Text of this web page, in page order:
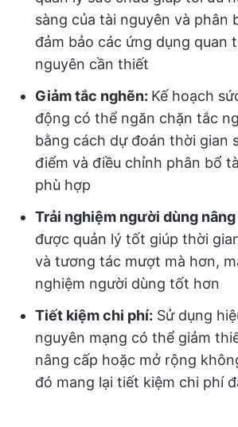
sàng của tài nguyên và phân
đảm bảo các ứng dụng quan
nguyên cần thiết
Giảm tắc nghẽn: Kế hoạch
động có thể ngăn chặn tắc
bằng cách dự đoán thời gian
điểm và điều chỉnh phân bổ
phù hợp
Trải nghiệm người dùng nâng
được quản lý tốt giúp thời
và tương tác mượt mà hơn,
nghiệm người dùng tốt hơn
Tiết kiệm chi phí: Sử dụng
nguyên mạng có thể giảm
nâng cấp hoặc mở rộng
đó mang lại tiết kiệm chi phí